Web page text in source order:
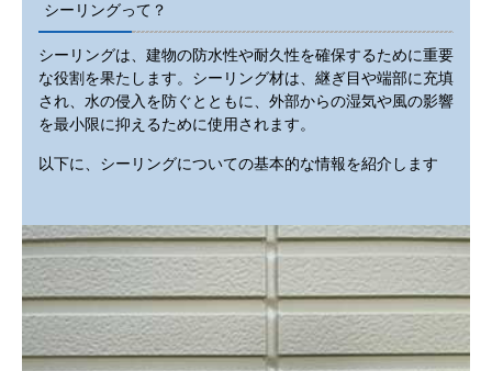
シーリングって？
シーリングは、建物の防水性や耐久性を確保するために重要
な役割を果たします。シーリング材は、継ぎ目や端部に充填
され、水の侵入を防ぐとともに、外部からの湿気や風の影響
を最小限に抑えるために使用されます。
以下に、シーリングについての基本的な情報を紹介します